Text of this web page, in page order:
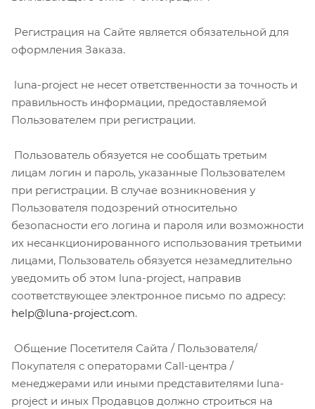
Регистрация на Сайте является обязательной для
оформления Заказа.
luna-project не несет ответственности за точность и
правильность информации, предоставляемой
Пользователем при регистрации.
Пользователь обязуется не сообщать третьим
лицам логин и пароль, указанные Пользователем
при регистрации. В случае возникновения у
Пользователя подозрений относительно
безопасности его логина и пароля или возможности
их несанкционированного использования третьими
лицами, Пользователь обязуется незамедлительно
уведомить об этом luna-project, направив
соответствующее электронное письмо по адресу:
help@luna-project.com.
Общение Посетителя Сайта / Пользователя/
Покупателя с операторами Call-центра /
менеджерами или иными представителями luna-
project и иных Продавцов должно строиться на